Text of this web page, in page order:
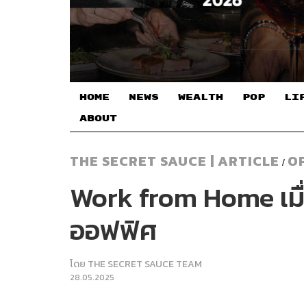
HOME NEWS WEALTH POP
ABOUT
THE SECRET SAUCE | ARTICLE /
Work from Home เ
ออฟฟิศ
โดย THE SECRET SAUCE TEAM
28.05.2025